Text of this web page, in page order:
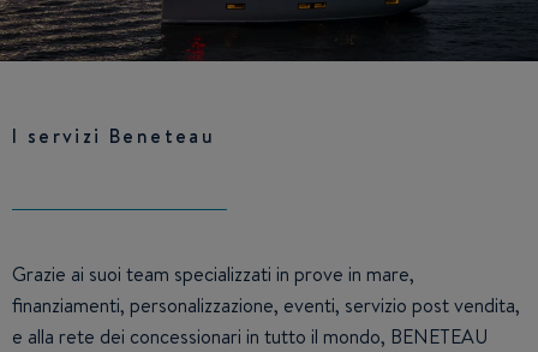
I servizi Beneteau
Grazie ai suoi team specializzati in prove in mare,
finanziamenti, personalizzazione, eventi, servizio post vendita,
e alla rete dei concessionari in tutto il mondo, BENETEAU